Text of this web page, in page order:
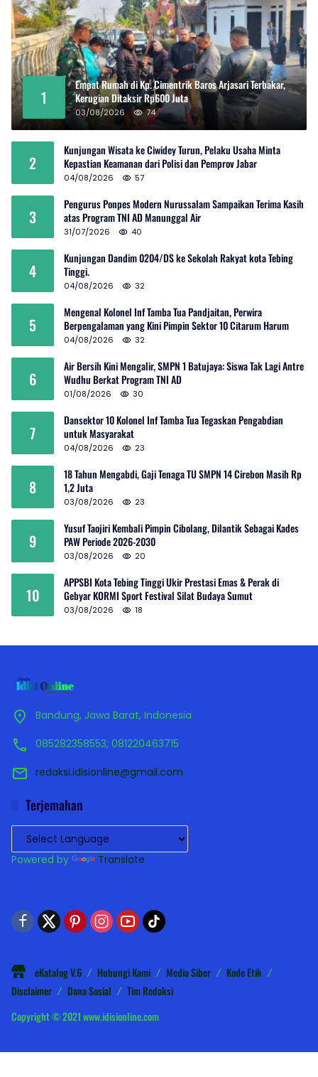
1
Empat Rumah di Kp. Cimentrik Baros Arjasari Terbakar,
Kerugian Ditaksir Rp600 Juta
03/08/2026 74
2
Kunjungan Wisata ke Ciwidey Turun, Pelaku Usaha Minta
Kepastian Keamanan dari Polisi dan Pemprov Jabar
04/08/2026 57
3
Pengurus Ponpes Modern Nurussalam Sampaikan Terima Kasih
atas Program TNI AD Manunggal Air
31/07/2026 40
4
Kunjungan Dandim 0204/DS ke Sekolah Rakyat kota Tebing
Tinggi.
04/08/2026 32
5
Mengenal Kolonel Inf Tamba Tua Pandjaitan, Perwira
Berpengalaman yang Kini Pimpin Sektor 10 Citarum Harum
04/08/2026 32
6
Air Bersih Kini Mengalir, SMPN 1 Batujaya: Siswa Tak Lagi Antre
Wudhu Berkat Program TNI AD
01/08/2026 30
7
Dansektor 10 Kolonel Inf Tamba Tua Tegaskan Pengabdian
untuk Masyarakat
04/08/2026 23
8
18 Tahun Mengabdi, Gaji Tenaga TU SMPN 14 Cirebon Masih Rp
1,2 Juta
03/08/2026 23
9
Yusuf Taojiri Kembali Pimpin Cibolang, Dilantik Sebagai Kades
PAW Periode 2026-2030
03/08/2026 20
10
APPSBI Kota Tebing Tinggi Ukir Prestasi Emas & Perak di
Gebyar KORMI Sport Festival Silat Budaya Sumut
03/08/2026 18
Bandung, Jawa Barat, Indonesia
085282358553; 081220463715
redaksi.idisionline@gmail.com
Terjemahan
Powered by Translate
eKatalog V.6 Hubungi Kami Media Siber
Kode Etik
Disclaimer
Dana Sosial
Tim Redaksi
Copyright © 2021 www.idisionline.com